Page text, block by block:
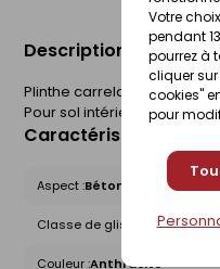
Votre
pendant
pourrez à
cliquer
cookies"
pour
Description du
Plinthe carrelage pour sol
Pour sol intérieur.
Caractéristiques du
Aspect :Béton
Classe de glissance (R) :
Couleur :Anthracite